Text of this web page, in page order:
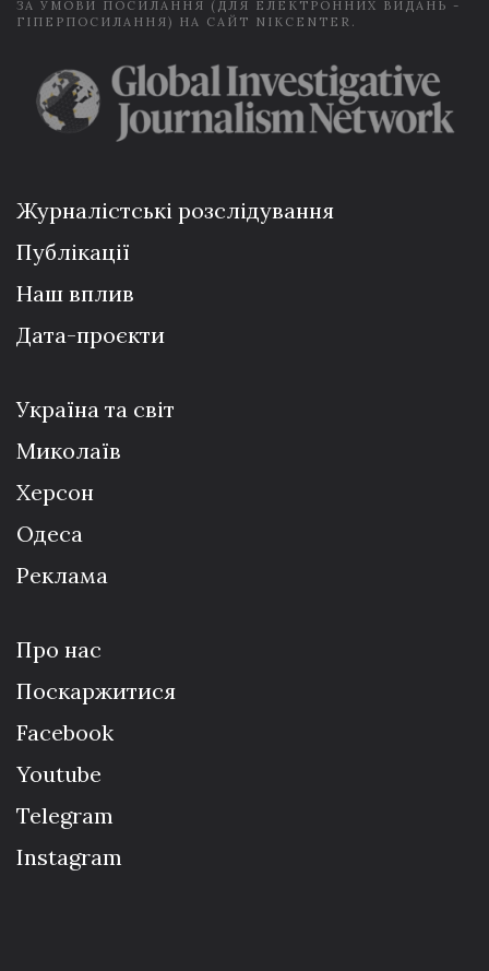
ЗА УМОВИ ПОСИЛАННЯ (ДЛЯ ЕЛЕКТРОННИХ ВИДАНЬ -
ГІПЕРПОСИЛАННЯ) НА САЙТ NIKCENTER.
Журналістські розслідування
Публікації
Наш вплив
Дата-проєкти
Україна та світ
Миколаїв
Херсон
Одеса
Реклама
Про нас
Поскаржитися
Facebook
Youtube
Telegram
Instagram